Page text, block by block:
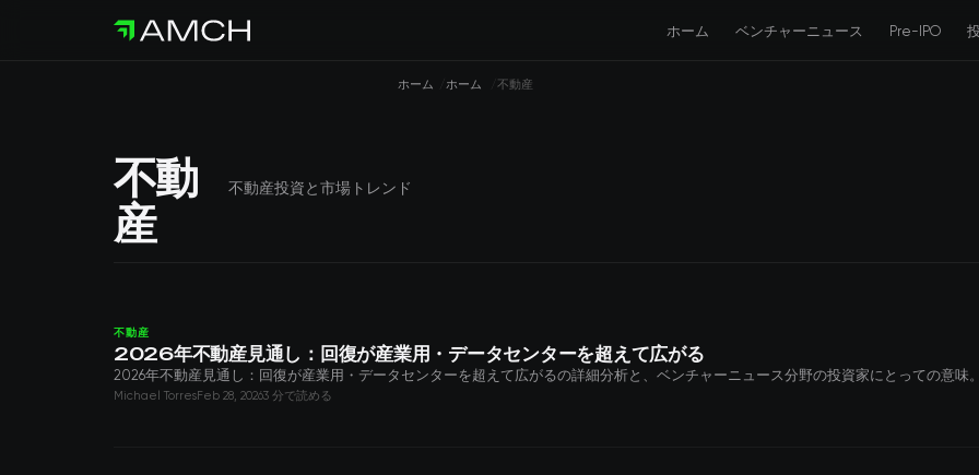
ホーム ベンチャーニュース Pre-IPO
ホーム ホーム 不動産
不動
産
不動産投資と市場トレンド
不動産
2026年不動産見通し：回復が産業用・データセンターを超えて広がる
2026年不動産見通し：回復が産業用・データセンターを超えて広がるの詳細分析と、ベンチャーニュース分野の投資家にとっての意味。
Michael TorresFeb 28, 20263 分で読める